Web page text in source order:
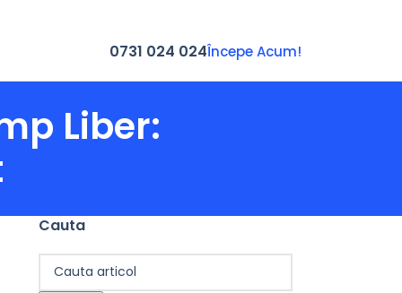
0731 024 024Începe Acum!
Liber:
Cauta